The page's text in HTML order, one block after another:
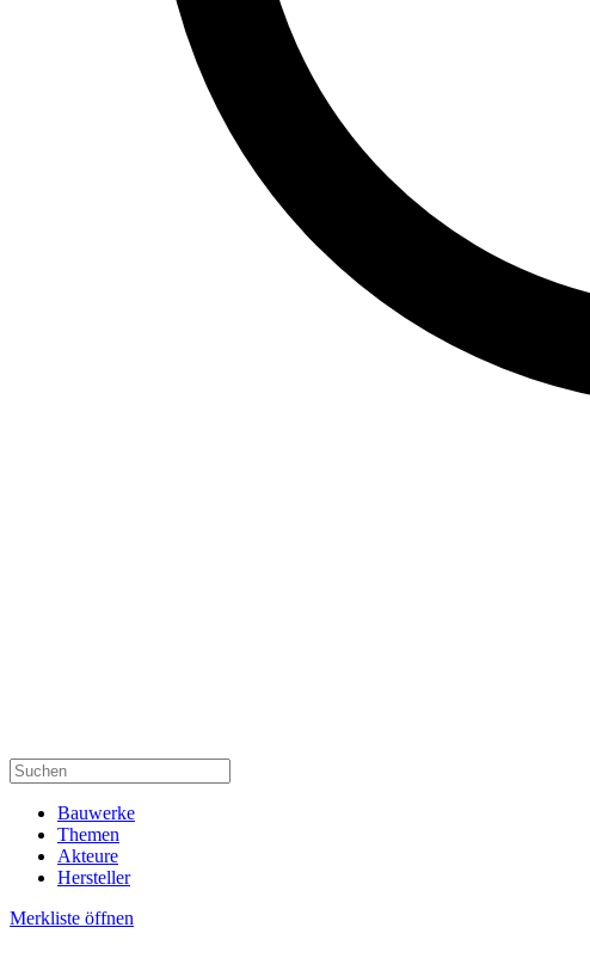
Bauwerke
Themen
Akteure
Hersteller
Merkliste öffnen